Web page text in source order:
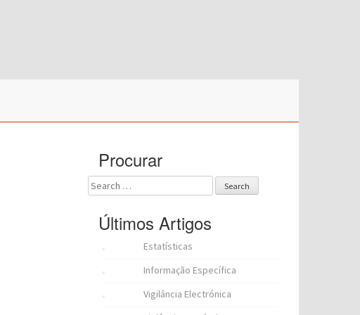
Procurar
Search
for:
Últimos Artigos
Estatísticas
Informação Específica
Vigilância Electrónica